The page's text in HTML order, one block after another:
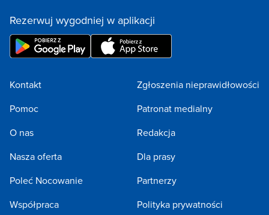
Rezerwuj wygodniej w aplikacji
Kontakt
Pomoc
O nas
Nasza oferta
Poleć Nocowanie
Współpraca
Zgłoszenia nieprawidłowości
Patronat medialny
Redakcja
Dla prasy
Partnerzy
Polityka prywatności